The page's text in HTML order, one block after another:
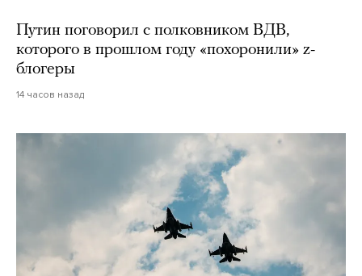
Путин поговорил с полковником ВДВ,
которого в прошлом году «похоронили» z-
блогеры
14 часов назад